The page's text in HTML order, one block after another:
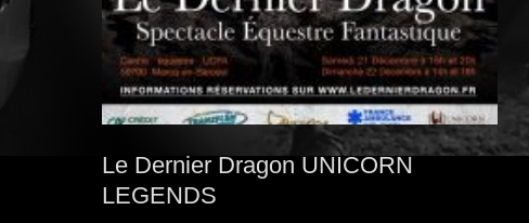
Le Dernier Dragon UNICORN
LEGENDS